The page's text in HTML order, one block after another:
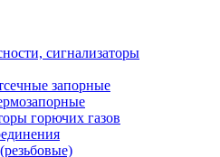
сигнализаторы
запорные
горючих газов